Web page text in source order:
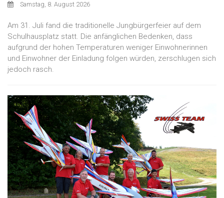
Samstag, 8. August 2026
Am 31. Juli fand die traditionelle Jungbürgerfeier auf dem
Schulhausplatz statt. Die anfänglichen Bedenken, dass
aufgrund der hohen Temperaturen weniger Einwohnerinnen
und Einwohner der Einladung folgen würden, zerschlugen sich
jedoch rasch.